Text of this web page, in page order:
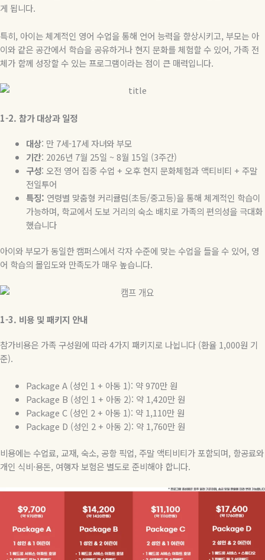
게 됩니다.
특히, 아이는 체계적인 영어 수업을 통해 언어 능력을 향상시키고, 부모는 아
이와 같은 공간에서 학습을 공유하거나 현지 문화를 체험할 수 있어, 가족 전
체가 함께 성장할 수 있는 프로그램이라는 점이 큰 매력입니다.
1-2. 참가 대상과 일정
대상: 만7세-17세 자녀와 부모
기간: 2026년 7월 25일 ~ 8월 15일 (3주간)
구성: 오전 영어 집중 수업 + 오후 현지 문화체험과 액티비티 + 주말
전일투어
특징: 연령별 맞춤형 커리큘럼(초등/중고등)을 통해 체계적인 학습이
가능하며, 학교에서 도보 거리의 숙소 배치로 가족의 편의성을 극대화
했습니다
아이와 부모가 동일한 캠퍼스에서 각자 수준에 맞는 수업을 들을 수 있어, 영
어 학습의 몰입도와 만족도가 매우 높습니다.
1-3. 비용 및 패키지 안내
참가비용은 가족 구성원에 따라4가지 패키지로 나뉩니다 (환율 1,000원 기
준).
Package A (성인 1 + 아동1): 약970만 원
Package B (성인 1 + 아동2): 약1,420만 원
Package C (성인 2 + 아동1): 약1,110만 원
Package D (성인 2 + 아동2): 약1,760만 원
비용에는 수업료, 교재, 숙소, 공항 픽업, 주말 액티비티가 포함되며, 항공료와
개인 식비·용돈, 여행자 보험은 별도로 준비해야 합니다.